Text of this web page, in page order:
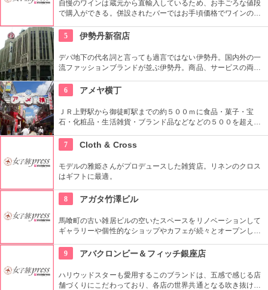
自慢のワインは蔵元から直輸入しているため、お手ごろな値段
で購入ができる。併設されたバーではお手頃価格でワインのテ
5
伊勢丹新宿店
デパ地下の代名詞と言っても過言ではない伊勢丹。国内外の一
流ファッションブランドが並ぶ伊勢丹。商品、サービスの両面
とメンズ館があり、百貨店業界では衣料品の売上高日本一を誇
っている。
6 アメヤ横丁
ＪＲ上野駅から御徒町駅までの約５００ｍに食品・菓子・宝
石・化粧品・生活雑貨・ブランド品などなどの５００を超える
叩き売りがある。
7 Cloth & Cross
モデルの雅姫さんがプロデュースした雑貨店。リネンのクロス
はギフトに最適。
8 アガタ竹澤ビル
馬喰町の古い雑居ビルの空いたスペースをリノベーションして
ギャラリーや個性的なショップやカフェが続々とオープンした
注目を浴びるアートビルとなっている。
9 アバクロンビー＆フィッチ銀座店
ハリウッドスターも愛用するこのブランドは、五感で感じる店
舗づくりにこだわっており、各店の世界共通となる吹き抜けの